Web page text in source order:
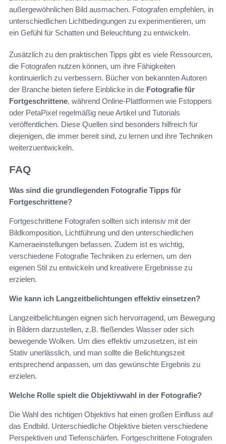
außergewöhnlichen Bild ausmachen. Fotografen empfehlen, in
unterschiedlichen Lichtbedingungen zu experimentieren, um
ein Gefühl für Schatten und Beleuchtung zu entwickeln.
Zusätzlich zu den praktischen Tipps gibt es viele Ressourcen,
die Fotografen nutzen können, um ihre Fähigkeiten
kontinuierlich zu verbessern. Bücher von bekannten Autoren
der Branche bieten tiefere Einblicke in die Fotografie für
Fortgeschrittene, während Online-Plattformen wie Fstoppers
oder PetaPixel regelmäßig neue Artikel und Tutorials
veröffentlichen. Diese Quellen sind besonders hilfreich für
diejenigen, die immer bereit sind, zu lernen und ihre Techniken
weiterzuentwickeln.
FAQ
Was sind die grundlegenden Fotografie Tipps für
Fortgeschrittene?
Fortgeschrittene Fotografen sollten sich intensiv mit der
Bildkomposition, Lichtführung und den unterschiedlichen
Kameraeinstellungen befassen. Zudem ist es wichtig,
verschiedene Fotografie Techniken zu erlernen, um den
eigenen Stil zu entwickeln und kreativere Ergebnisse zu
erzielen.
Wie kann ich Langzeitbelichtungen effektiv einsetzen?
Langzeitbelichtungen eignen sich hervorragend, um Bewegung
in Bildern darzustellen, z.B. fließendes Wasser oder sich
bewegende Wolken. Um dies effektiv umzusetzen, ist ein
Stativ unerlässlich, und man sollte die Belichtungszeit
entsprechend anpassen, um das gewünschte Ergebnis zu
erzielen.
Welche Rolle spielt die Objektivwahl in der Fotografie?
Die Wahl des richtigen Objektivs hat einen großen Einfluss auf
das Endbild. Unterschiedliche Objektive bieten verschiedene
Perspektiven und Tiefenschärfen. Fortgeschrittene Fotografen